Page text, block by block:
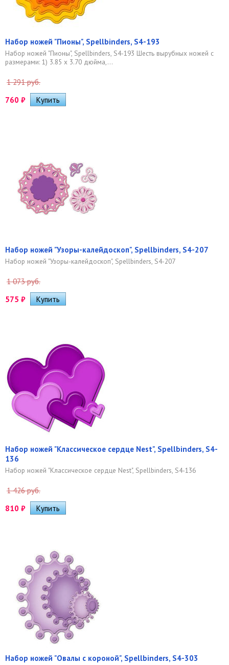
Набор ножей "Пионы", Spellbinders, S4-193
Набор ножей "Пионы", Spellbinders, S4-193 Шесть вырубных ножей с
размерами: 1) 3.85 x 3.70 дюйма,...
1 291 руб.
760 ₽
Набор ножей "Узоры-калейдоскоп", Spellbinders, S4-207
Набор ножей "Узоры-калейдоскоп", Spellbinders, S4-207
1 073 руб.
575 ₽
Набор ножей "Классическое сердце Nest", Spellbinders, S4-
136
Набор ножей "Классическое сердце Nest", Spellbinders, S4-136
1 426 руб.
810 ₽
Набор ножей "Овалы с короной", Spellbinders, S4-303